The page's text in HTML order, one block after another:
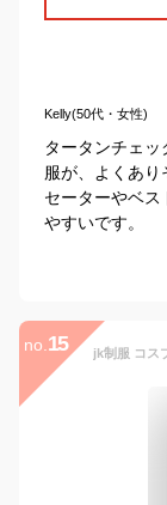
Kelly(50代・女性)
タータンチェ
服が、よくあり
セーターやベス
やすいです。
no. 15